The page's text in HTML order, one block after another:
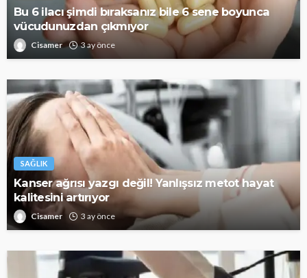
Bu 6 ilacı şimdi bıraksanız bile 6 sene boyunca
vücudunuzdan çıkmıyor
Cisamer 3 ay önce
SAĞLIK
Kanser ağrısı yazgı değil! Yanlışsız metot hayat
kalitesini artırıyor
Cisamer 3 ay önce